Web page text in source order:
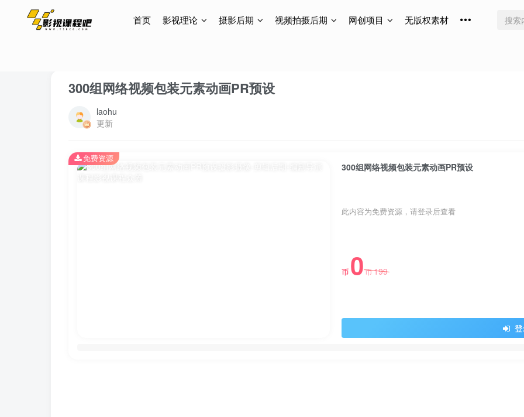
首页 影视理论 摄影后期 视频拍摄后期 网创项目 无版权素材
300组网络视频包装元素动画PR预设
laohu
更新
300组网络视频包装元素动画PR预设
此内容为免费资源，请登录后查看
币 0币199
免费资源